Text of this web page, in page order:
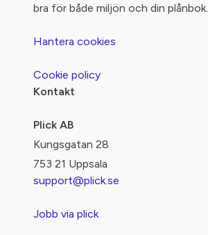
bra för både miljön och din plånbok.
Hantera cookies
Cookie policy
Kontakt
Plick AB
Kungsgatan 28
753 21 Uppsala
support@plick.se
Jobb via plick